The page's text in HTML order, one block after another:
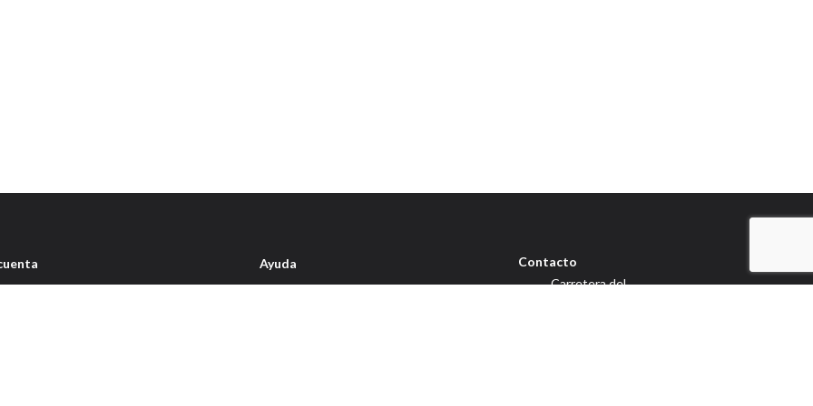
Ayuda
Contacto
Carretera del